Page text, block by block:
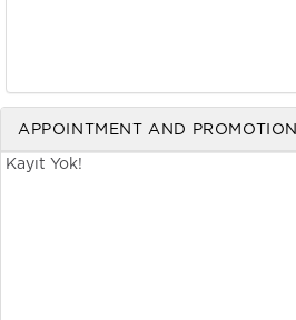
APPOINTMENT AND PROMOTION
Kayıt Yok!